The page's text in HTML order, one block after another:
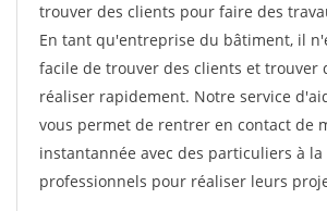
trouver des clients pour faire des
En tant qu'entreprise du bâtiment, il
facile de trouver des clients et trouver
réaliser rapidement. Notre service
vous permet de rentrer en contact de
instantannée avec des particuliers à
professionnels pour réaliser leurs